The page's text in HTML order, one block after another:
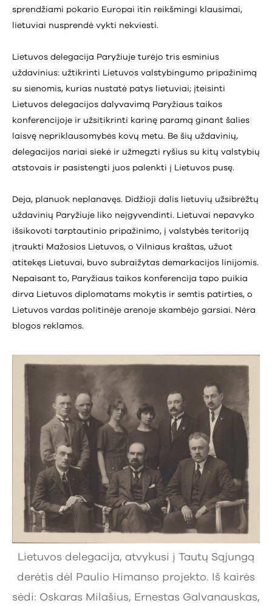
sprendžiami pokario Europai itin reikšmingi klausimai,
lietuviai nusprendė vykti nekviesti.
Lietuvos delegacija Paryžiuje turėjo tris esminius
uždavinius: užtikrinti Lietuvos valstybingumo pripažinimą
su sienomis, kurias nustatė patys lietuviai; įteisinti
Lietuvos delegacijos dalyvavimą Paryžiaus taikos
konferencijoje ir užsitikrinti karinę paramą ginant šalies
laisvę nepriklausomybės kovų metu. Be šių uždavinių,
delegacijos nariai siekė ir užmegzti ryšius su kitų valstybių
atstovais ir pasistengti juos palenkti į Lietuvos pusę.
Deja, planuok neplanavęs. Didžioji dalis lietuvių užsibrėžtų
uždavinių Paryžiuje liko neįgyvendinti. Lietuvai nepavyko
išsikovoti tarptautinio pripažinimo, į valstybės teritoriją
įtraukti Mažosios Lietuvos, o Vilniaus kraštas, užuot
atitekęs Lietuvai, buvo subraižytas demarkacijos linijomis.
Nepaisant to, Paryžiaus taikos konferencija tapo puikia
dirva Lietuvos diplomatams mokytis ir semtis patirties, o
Lietuvos vardas politinėje arenoje skambėjo garsiai. Nėra
blogos reklamos.
Lietuvos delegacija, atvykusi į Tautų Sąjungą
derėtis dėl Paulio Himanso projekto. Iš kairės
sėdi: Oskaras Milašius, Ernestas Galvanauskas,